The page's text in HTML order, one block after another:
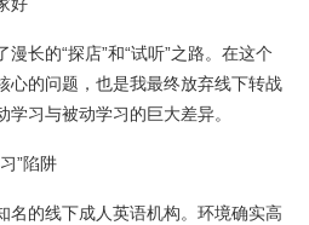
长的“探店”和“试听”之路。在这个
心的问题，也是我最终放弃线下转战
习与被动学习的巨大差异。
”陷阱
名的线下成人英语机构。环境确实高